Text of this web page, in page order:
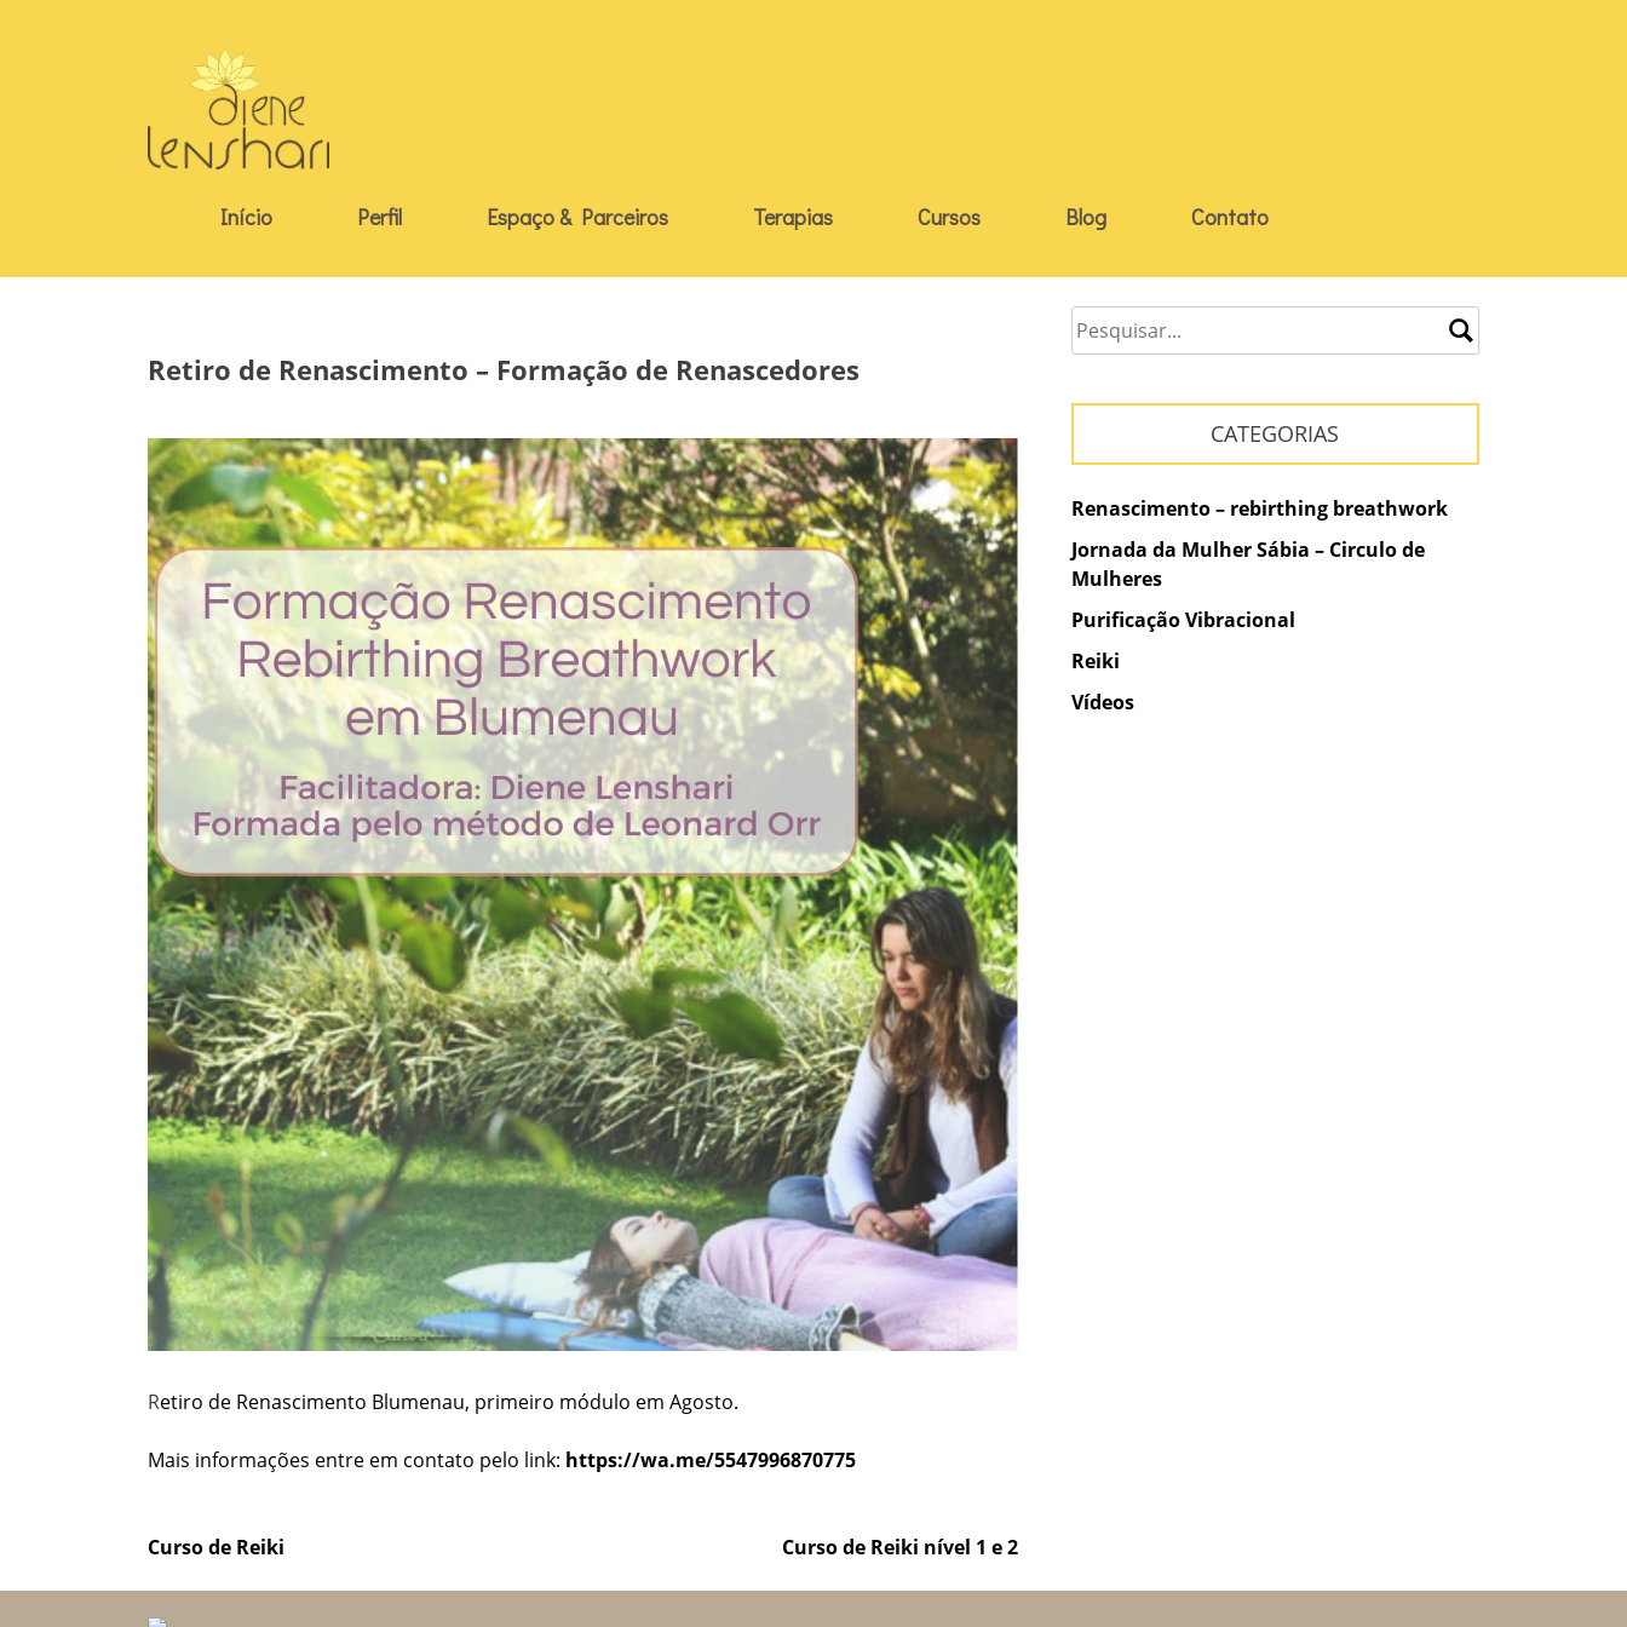
Início Perfil Espaço & Parceiros Terapias Cursos Blog Contato
Retiro de Renascimento – Formação de Renascedores
Retiro de Renascimento Blumenau, primeiro módulo em Agosto.
Mais informações entre em contato pelo link: https://wa.me/5547996870775
Navegação
de
Curso de Reiki Curso de Reiki nível 1 e 2
CATEGORIAS
Renascimento – rebirthing breathwork
Jornada da Mulher Sábia – Circulo de
Mulheres
Purificação Vibracional
Reiki
Vídeos